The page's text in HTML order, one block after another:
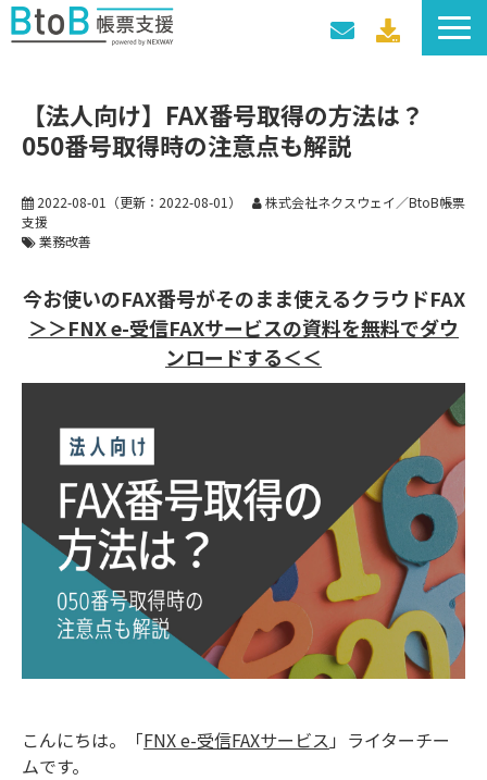
導入事例
料金プラン
セミナー・イベント
【法人向け】FAX番号取得の方法は？
050番号取得時の注意点も解説
2022-08-01 （更新： 2022-08-01 ）
株式会社ネクスウェイ／BtoB帳票
支援
業務改善
今お使いのFAX番号がそのまま使えるクラウドFAX
＞＞FNX e-受信FAXサービスの資料を無料でダウ
ンロードする＜＜
こんにちは。「FNX e-受信FAXサービス 」ライターチー
ムです。